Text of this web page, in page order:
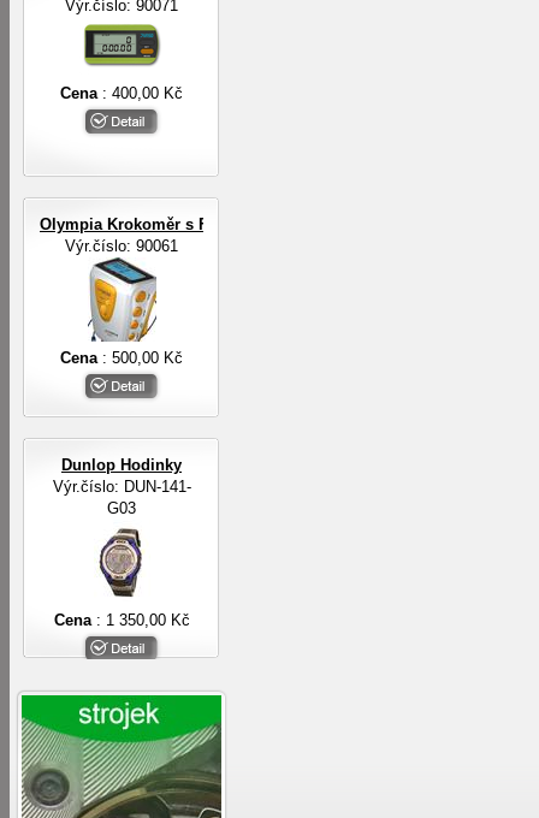
Výr.číslo: 90071
Cena : 400,00 Kč
Olympia Krokoměr s FM rádiem a sluchátky
Výr.číslo: 90061
Cena : 500,00 Kč
Dunlop Hodinky
Výr.číslo: DUN-141-
G03
Cena : 1 350,00 Kč